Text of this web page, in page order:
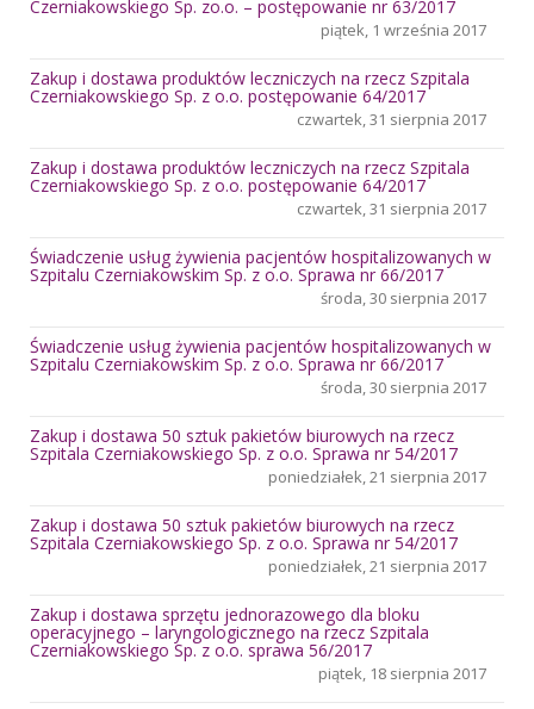
Czerniakowskiego Sp. zo.o. – postępowanie nr 63/2017
piątek, 1 września 2017
Zakup i dostawa produktów leczniczych na rzecz Szpitala
Czerniakowskiego Sp. z o.o. postępowanie 64/2017
czwartek, 31 sierpnia 2017
Zakup i dostawa produktów leczniczych na rzecz Szpitala
Czerniakowskiego Sp. z o.o. postępowanie 64/2017
czwartek, 31 sierpnia 2017
Świadczenie usług żywienia pacjentów hospitalizowanych w
Szpitalu Czerniakowskim Sp. z o.o. Sprawa nr 66/2017
środa, 30 sierpnia 2017
Świadczenie usług żywienia pacjentów hospitalizowanych w
Szpitalu Czerniakowskim Sp. z o.o. Sprawa nr 66/2017
środa, 30 sierpnia 2017
Zakup i dostawa 50 sztuk pakietów biurowych na rzecz
Szpitala Czerniakowskiego Sp. z o.o. Sprawa nr 54/2017
poniedziałek, 21 sierpnia 2017
Zakup i dostawa 50 sztuk pakietów biurowych na rzecz
Szpitala Czerniakowskiego Sp. z o.o. Sprawa nr 54/2017
poniedziałek, 21 sierpnia 2017
Zakup i dostawa sprzętu jednorazowego dla bloku
operacyjnego – laryngologicznego na rzecz Szpitala
Czerniakowskiego Sp. z o.o. sprawa 56/2017
piątek, 18 sierpnia 2017